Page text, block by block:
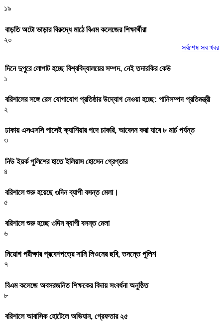
১৯
বাড়তি অটো ভাড়ার বিরুদ্ধে মাঠে বিএম কলেজের শিক্ষার্থীরা
২০
সর্বশেষ সব খবর
দিনে দুপুরে লোপাট হচ্ছে বিশ্ববিদ্যালয়ের সম্পদ, নেই তদারকির কেউ
১
বরিশালের সঙ্গে রেল যোগাযোগ প্রতিষ্ঠার উদ্যোগ নেওয়া হচ্ছে: পানিসম্পদ প্রতিমন্ত্রী
২
ঢাকায় এসএসসি পাসেই ক্যাশিয়ার পদে চাকরি, আবেদন করা যাবে ৮ মার্চ পর্যন্ত
৩
নিউ ইয়র্ক পুলিশের হাতে ইলিয়াস হোসেন গ্রেপ্তার
৪
বরিশালে শুরু হয়েছে ৩দিন ব্যাপী বসন্ত মেলা।
৫
বরিশালে শুরু হচ্ছে ৩দিন ব্যাপী বসন্ত মেলা
৬
নিয়োগ পরীক্ষার প্রবেশপত্রে সানি লিওনের ছবি, তদন্তে পুলিশ
৭
বিএম কলেজে অবসরজনিত শিক্ষকের বিদায় সংবর্ধনা অনুষ্ঠিত
৮
বরিশালে আবাসিক হোটেলে অভিযান, গ্রেফতার ২৫